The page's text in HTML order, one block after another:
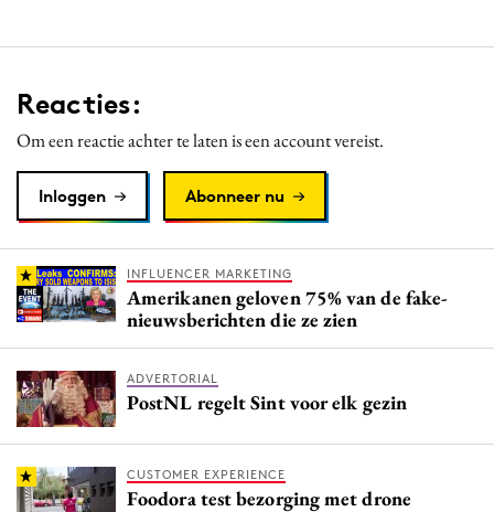
Reacties:
Om een reactie achter te laten is een account vereist.
Inloggen Abonneer nu
INFLUENCER MARKETING
Amerikanen geloven 75% van de fake-
nieuwsberichten die ze zien
ADVERTORIAL
PostNL regelt Sint voor elk gezin
CUSTOMER EXPERIENCE
Foodora test bezorging met drone